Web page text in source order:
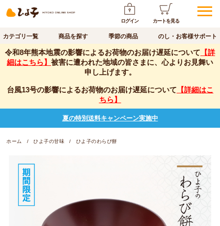
ログイン カートを見る
カテゴリ一覧 商品を探す 季節の商品 のし・お客様サポート
令和8年熊本地震の影響によるお荷物のお届け遅延について 【詳
細はこちら】 被害に遭われた地域の皆さまに、心よりお見舞い
申し上げます。
台風13号の影響によるお荷物のお届け遅延について 【詳細はこ
ちら】
夏の特別送料キャンペーン実施中
ホーム ひよ子の甘味 ひよ子のわらび餅